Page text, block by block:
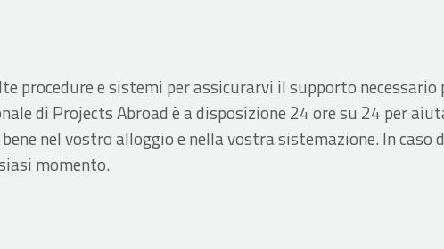
procedure e sistemi per assicurarvi il supporto necessario
di Projects Abroad è a disposizione 24 ore su 24 per
nel vostro alloggio e nella vostra sistemazione. In caso
momento.